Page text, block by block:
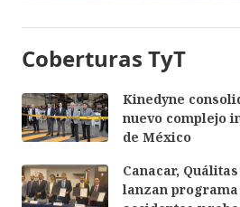
Coberturas TyT
Kinedyne
nuevo complejo
de México
Canacar,
lanzan